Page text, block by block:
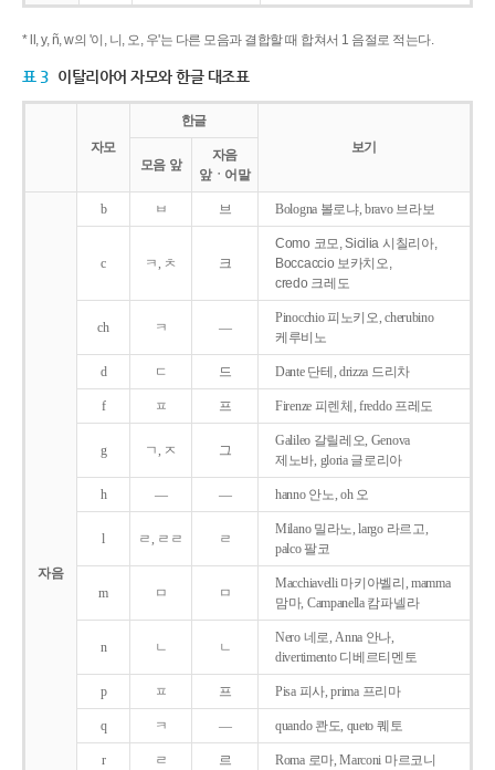
* ll, y, ñ, w의 '이, 니, 오, 우'는 다른 모음과 결합할 때 합쳐서 1 음절로 적는다.
표 3 이탈리아어 자모와 한글 대조표
자모
한글
보기
모음 앞
자음
앞ㆍ어말
자음
b ㅂ 브 Bologna 볼로냐, bravo 브라보
c ㅋ, ㅊ 크
Como 코모, Sicilia 시칠리아,
Boccaccio 보카치오,
credo 크레도
ch ㅋ ―
Pinocchio 피노키오, cherubino
케루비노
d ㄷ 드 Dante 단테, drizza 드리차
f ㅍ 프 Firenze 피렌체, freddo 프레도
g ㄱ, ㅈ 그
Galileo 갈릴레오, Genova
제노바, gloria 글로리아
h ― ― hanno 안노, oh 오
l ㄹ, ㄹㄹ ㄹ
Milano 밀라노, largo 라르고,
palco 팔코
m ㅁ ㅁ
Macchiavelli 마키아벨리, mamma
맘마, Campanella 캄파넬라
n ㄴ ㄴ
Nero 네로, Anna 안나,
divertimento 디베르티멘토
p ㅍ 프 Pisa 피사, prima 프리마
q ㅋ ― quando 콴도, queto 퀘토
r ㄹ 르 Roma 로마, Marconi 마르코니